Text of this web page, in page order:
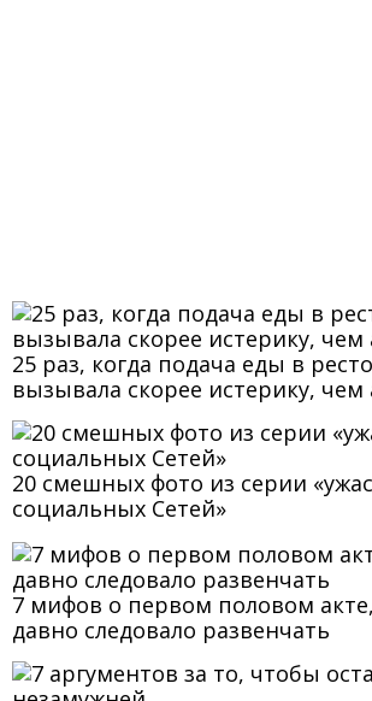
25 раз, когда подача еды в
вызывала скорее истерику, чем
20 смешных фото из серии
социальных Сетей»
7 мифов о первом половом
давно следовало развенчать